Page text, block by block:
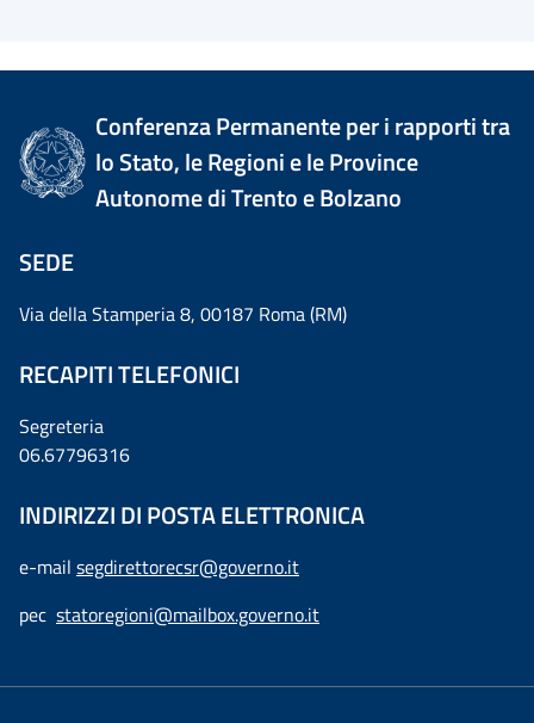
Conferenza Permanente per i rapporti tra
lo Stato, le Regioni e le Province
Autonome di Trento e Bolzano
SEDE
Via della Stamperia 8, 00187 Roma (RM)
RECAPITI TELEFONICI
Segreteria
06.67796316
INDIRIZZI DI POSTA ELETTRONICA
e-mail segdirettorecsr@governo.it
pec statoregioni@mailbox.governo.it